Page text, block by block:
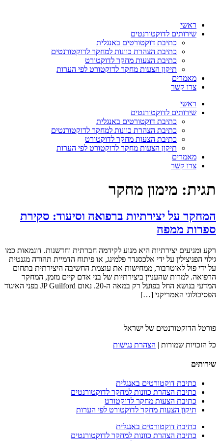
ראשי
שירותים לדוקטורנטים
כתיבת דוקטורטים באנגלית
כתיבת הצהרת כוונות למחקר לדוקטורנטים
כתיבת הצעות מחקר לדוקטורט
תיקון הצעות מחקר לדוקטורט לפי הערות
מאמרים
צרו קשר
ראשי
שירותים לדוקטורנטים
כתיבת דוקטורטים באנגלית
כתיבת הצהרת כוונות למחקר לדוקטורנטים
כתיבת הצעות מחקר לדוקטורט
תיקון הצעות מחקר לדוקטורט לפי הערות
מאמרים
צרו קשר
תגית: מימון מחקר
המחקר על יצירתיות ברפואה וסיעוד: סקירת
ספרות ממפה
רקע ומניעים יצירתיות היא מנוע לקידמה חברתית וחדשנות. דוגמאות כמו
גילוי הפניצילין על ידי אלכסנדר פלמינג, או פיתוח הדמיית תהודה מגנטית
על ידי פול לאוטרבור, ממחישות את עוצמת החשיבה היצירתית בתחום
הרפואה. למרות שהעניין ביצירתיות של בני אדם קיים מזמן, המחקר
המדעי בנושא החל בפועל רק במאה ה-20. נאום JP Guilford בפני האיגוד
הפסיכולוגי האמריקני […]
פורטל הדוקטורנטים של ישראל
כל הזכויות שמורות | הצהרת נגישות
שירותים
כתיבת דוקטורטים באנגלית
כתיבת הצהרת כוונות למחקר לדוקטורנטים
כתיבת הצעות מחקר לדוקטורט
תיקון הצעות מחקר לדוקטורט לפי הערות
כתיבת דוקטורטים באנגלית
כתיבת הצהרת כוונות למחקר לדוקטורנטים